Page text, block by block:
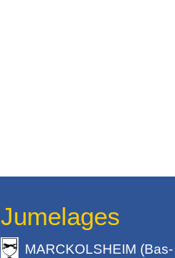
Jumelages
MARCKOLSHEIM (Bas-